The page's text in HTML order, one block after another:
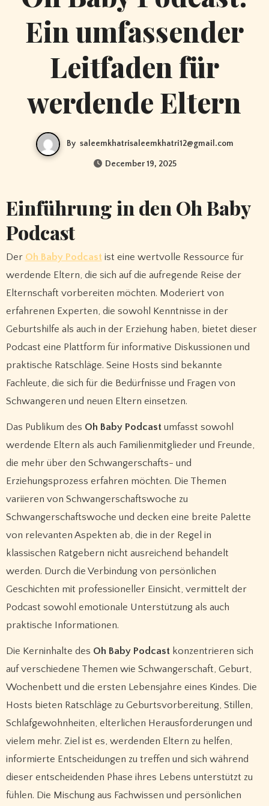
Ein umfassender
Leitfaden für
werdende Eltern
By saleemkhatrisaleemkhatri12@gmail.com
December 19, 2025
Einführung in den Oh Baby
Podcast
Der Oh Baby Podcast ist eine wertvolle Ressource für
werdende Eltern, die sich auf die aufregende Reise der
Elternschaft vorbereiten möchten. Moderiert von
erfahrenen Experten, die sowohl Kenntnisse in der
Geburtshilfe als auch in der Erziehung haben, bietet dieser
Podcast eine Plattform für informative Diskussionen und
praktische Ratschläge. Seine Hosts sind bekannte
Fachleute, die sich für die Bedürfnisse und Fragen von
Schwangeren und neuen Eltern einsetzen.
Das Publikum des Oh Baby Podcastumfasst sowohl
werdende Eltern als auch Familienmitglieder und Freunde,
die mehr über den Schwangerschafts- und
Erziehungsprozess erfahren möchten. Die Themen
variieren von Schwangerschaftswoche zu
Schwangerschaftswoche und decken eine breite Palette
von relevanten Aspekten ab, die in der Regel in
klassischen Ratgebern nicht ausreichend behandelt
werden. Durch die Verbindung von persönlichen
Geschichten mit professioneller Einsicht, vermittelt der
Podcast sowohl emotionale Unterstützung als auch
praktische Informationen.
Die Kerninhalte des Oh Baby Podcastkonzentrieren sich
auf verschiedene Themen wie Schwangerschaft, Geburt,
Wochenbett und die ersten Lebensjahre eines Kindes. Die
Hosts bieten Ratschläge zu Geburtsvorbereitung, Stillen,
Schlafgewohnheiten, elterlichen Herausforderungen und
vielem mehr. Ziel ist es, werdenden Eltern zu helfen,
informierte Entscheidungen zu treffen und sich während
dieser entscheidenden Phase ihres Lebens unterstützt zu
fühlen. Die Mischung aus Fachwissen und persönlichen